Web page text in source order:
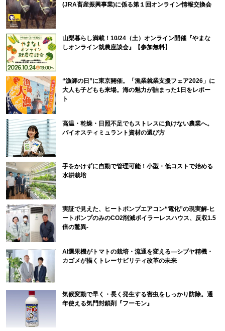
(JRA畜産振興事業)に係る第１回オンライン情報交換会
山梨暮らし満載！10/24（土）オンライン開催『やまな
しオンライン就農座談会』【参加無料】
“漁師の日”に東京開催。「漁業就業支援フェア2026」に
大人も子どもも来場。海の魅力が詰まった1日をレポー
ト
高温・乾燥・日照不足でもストレスに負けない農業へ。
バイオスティミュラント資材の選び方
手をかけずに自動で管理可能！小型・低コストで始める
水耕栽培
実証で見えた、ヒートポンプエアコン“電化”の現実解-ヒ
ートポンプのみのCO2削減ボイラーレスハウス、反収1.5
倍の驚異-
AI選果機がトマトの栽培・流通を変える―シブヤ精機・
カゴメが描くトレーサビリティ改革の未来
気候変動で早く・長く発生する害虫をしっかり防除。通
年使える気門封鎖剤『フーモン』